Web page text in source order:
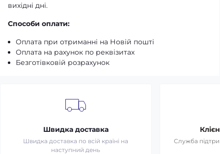
вихідні дні.
Способи оплати:
Оплата при отриманні на Новій пошті
Оплата на рахунок по реквізитах
Безготівковій розрахунок
Швидка доставка
Швидка доставка по всій країні на
наступний день
Служба